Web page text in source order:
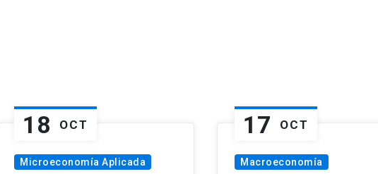
18 OCT
Microeconomía Aplicada
17 OCT
Macroeconomía